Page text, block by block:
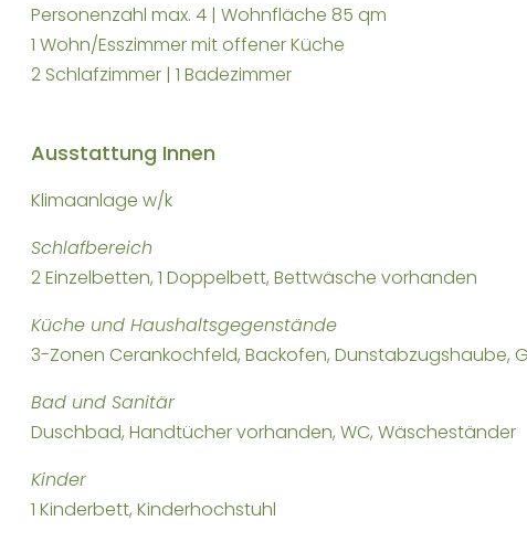
Personenzahl max. 4 | Wohnfläche 85 qm
1 Wohn/Esszimmer mit offener Küche
2 Schlafzimmer | 1 Badezimmer
Ausstattung Innen
Klimaanlage w/k
Schlafbereich
2 Einzelbetten, 1 Doppelbett, Bettwäsche vorhanden
Küche und Haushaltsgegenstände
3-Zonen Cerankochfeld, Backofen, Dunstabzugshaube,
Bad und Sanitär
Duschbad, Handtücher vorhanden, WC, Wäscheständer
Kinder
1 Kinderbett, Kinderhochstuhl